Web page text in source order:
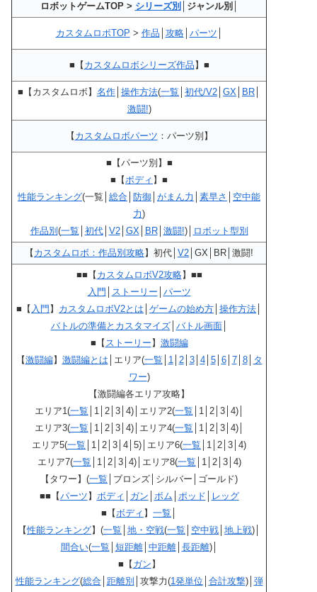
ロボットゲームTOP > シリーズ別 │ジャンル別│
カスタムロボTOP > 作品 攻略│ パーツ
■【 カスタムロボシリーズ作品 】■
■【カスタムロボ】 名作 操作方法(一覧 初代/V2 GX BR
激闘!)
【 カスタムロボパーツ ：パーツ別】
■【パーツ別】■
■【ボディ 】■
性能ランキング(一覧│ 総合 防御 がまん力 素早さ
空中能
力)
作品別 (一覧 初代│ V2│ GX│ BR│ 激闘!)│ ロボット型別
【 カスタムロボ：作品別攻略】初代│ V2 │GX│BR│激闘!
■■【 カスタムロボV2攻略】■■
入門
ストーリー パーツ
■【 入門 】 カスタムロボV2とは ゲームの始め方 操作方法
バトルの準備とカスタマイズ│ バトル画面│
■【 ストーリー 】 激闘編
【激闘編】 激闘編とは │エリア(一覧 1│ 2│ 3│ 4│ 5│ 6│ 7│ 8│ タ
ワー)
【激闘編各エリア攻略】
エリア1(一覧 │1│2│3│4)│エリア2(一覧 │1│2│3│4)│
エリア3(一覧 │1│2│3│4)│エリア4(一覧 │1│2│3│4)│
エリア5(一覧 │1│2│3│4│5)│エリア6(一覧 │1│2│3│4)
エリア7(一覧 │1│2│3│4)│エリア8(一覧 │1│2│3│4)
【タワー】(一覧 │ブロンズ│シルバー│ゴールド)
■■【パーツ 】 ボディ ガン ボム ポッド
レッグ
■【ボディ 】 一覧
【性能ランキング】(一覧 地・空戦(一覧 空中戦 地上戦)│
間合い(一覧 短距離│ 中距離│ 長距離)│
■【 ガン 】
性能ランキング(総合│ 距離別 │攻撃力(1発単位 合計攻撃)│ 弾